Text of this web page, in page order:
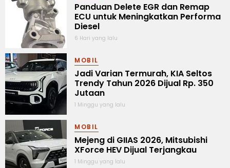
Panduan Delete EGR dan Remap
ECU untuk Meningkatkan Performa
Diesel
6 Hari yang lalu
MOBIL
Jadi Varian Termurah, KIA Seltos
Trendy Tahun 2026 Dijual Rp. 350
Jutaan
1 Minggu yang lalu
MOBIL
Mejeng di GIIAS 2026, Mitsubishi
XForce HEV Dijual Terjangkau
1 Minggu yang lalu